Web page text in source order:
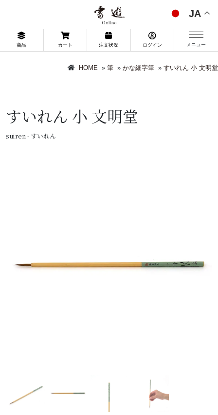
JA
商品 カート 注文状況 ログイン メニュー
HOME » 筆 » かな細字筆 » すいれん 小 文明堂
すいれん 小 文明堂
suiren - すいれん